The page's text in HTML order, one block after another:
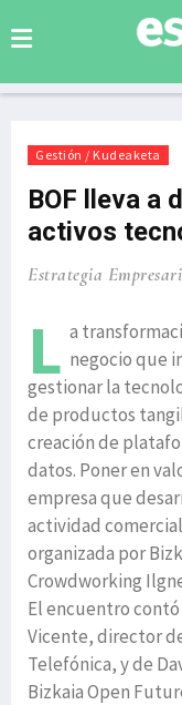
Gestión / Kudeaketa
BOF lleva a
activos
Estrategia
L a
negocio que
gestionar la
de productos
creación de
datos. Poner en
empresa que
actividad
organizada por
Crowdworking
El encuentro
Vicente, director
Telefónica, y de
Bizkaia Open